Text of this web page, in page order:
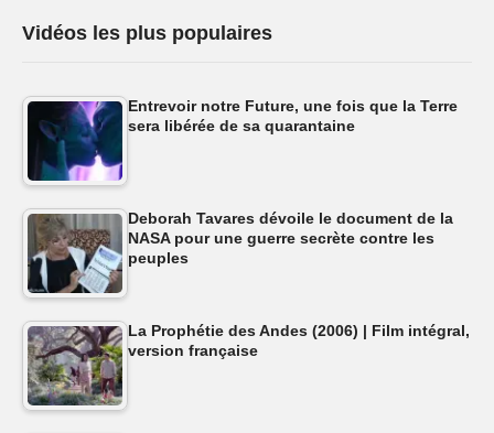
Vidéos les plus populaires
Entrevoir notre Future, une fois que la Terre
sera libérée de sa quarantaine
Deborah Tavares dévoile le document de la
NASA pour une guerre secrète contre les
peuples
La Prophétie des Andes (2006) | Film intégral,
version française